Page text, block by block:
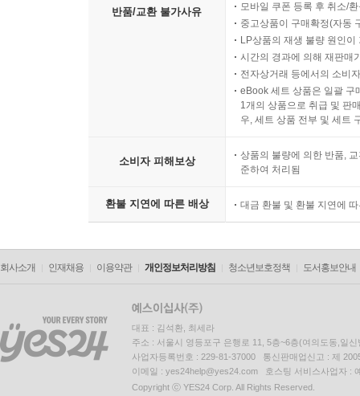
반품/교환 불가사유
모바일 쿠폰 등록 후 취소/
중고상품이 구매확정(자동
LP상품의 재생 불량 원인
시간의 경과에 의해 재판매
전자상거래 등에서의 소비
eBook 세트 상품은 일괄 구
1개의 상품으로 취급 및 판
우, 세트 상품 전부 및 세트
소비자 피해보상
상품의 불량에 의한 반품,
준하여 처리됨
환불 지연에 따른 배상 대금 환불 및 환불 지연에
회사소개 인재채용 이용약관 개인정보처리방침 청소년보호정책 도서홍보안내
대표 : 김석환, 최세라
주소 : 서울시 영등포구 은행로 11, 5층~6층(여의도동,일신
사업자등록번호 : 229-81-37000 통신판매업신고 : 제
이메일 : yes24help@yes24.com 호스팅 서비스사업자 :
Copyright ⓒ YES24 Corp. All Rights Reserved.